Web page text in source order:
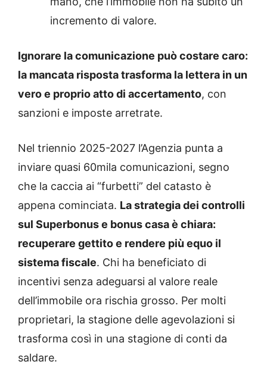
incremento di valore.
Ignorare la comunicazione può costare caro:
la mancata risposta trasforma la lettera in un
vero e proprio atto di accertamento, con
sanzioni e imposte arretrate.
Nel triennio 2025-2027 l’Agenzia punta a
inviare quasi 60mila comunicazioni, segno
che la caccia ai “furbetti” del catasto è
appena cominciata. La strategia dei controlli
sul Superbonus e bonus casa è chiara:
recuperare gettito e rendere più equo il
sistema fiscale. Chi ha beneficiato di
incentivi senza adeguarsi al valore reale
dell’immobile ora rischia grosso. Per molti
proprietari, la stagione delle agevolazioni si
trasforma così in una stagione di conti da
saldare.